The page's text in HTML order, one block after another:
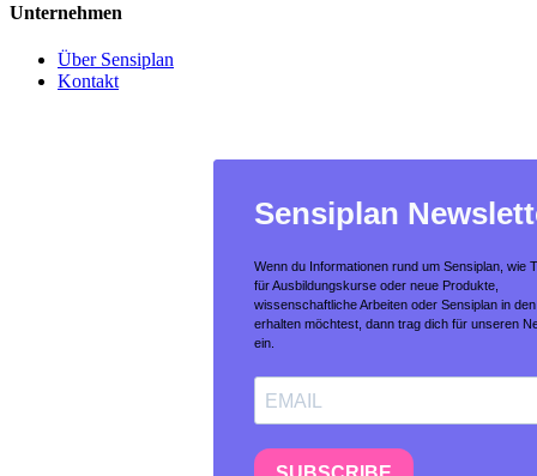
Unternehmen
Über Sensiplan
Kontakt